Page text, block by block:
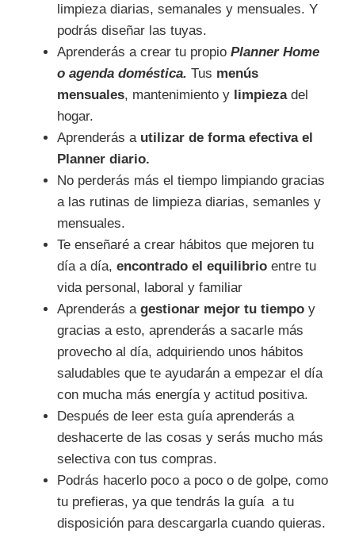
limpieza diarias, semanales y mensuales. Y
podrás diseñar las tuyas.
Aprenderás a crear tu propio Planner Home
o agenda doméstica. Tus menús
mensuales, mantenimiento y limpiezadel
hogar.
Aprenderás a utilizar de forma efectiva el
Planner diario.
No perderás más el tiempo limpiando gracias
a las rutinas de limpieza diarias, semanles y
mensuales.
Te enseñaré a crear hábitos que mejoren tu
día a día, encontrado el equilibrio entre tu
vida personal, laboral y familiar
Aprenderás a gestionar mejor tu tiempo y
gracias a esto, aprenderás a sacarle más
provecho al día, adquiriendo unos hábitos
saludables que te ayudarán a empezar el día
con mucha más energía y actitud positiva.
Después de leer esta guía aprenderás a
deshacerte de las cosas y serás mucho más
selectiva con tus compras.
Podrás hacerlo poco a poco o de golpe, como
tu prefieras, ya que tendrás la guía a tu
disposición para descargarla cuando quieras.